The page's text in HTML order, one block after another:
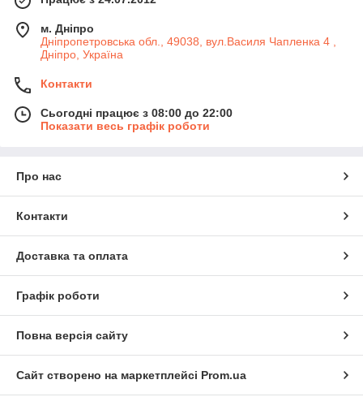
м. Дніпро
Дніпропетровська обл., 49038, вул.Василя Чапленка 4 ,
Дніпро, Україна
Контакти
Сьогодні працює з 08:00 до 22:00
Показати весь графік роботи
Про нас
Контакти
Доставка та оплата
Графік роботи
Повна версія сайту
Сайт створено на маркетплейсі Prom.ua